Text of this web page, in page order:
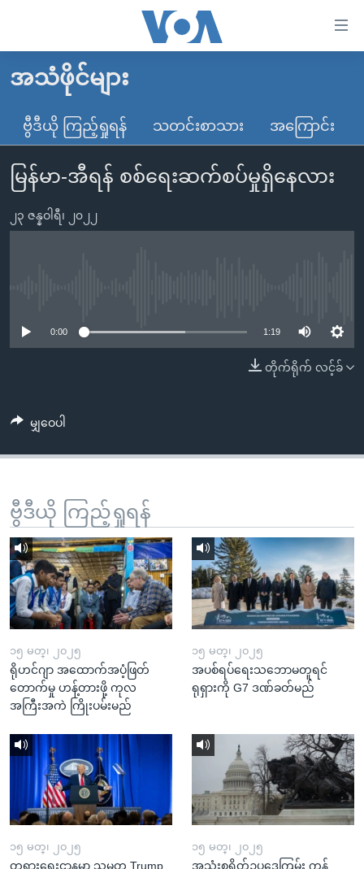
လွယ်ကူ
သည့်
Link
များ
ပင်မ
ပင်မ
စာမျက်နှာ
ကျော်
ရန်
ရှာဖွေ
ရန်
နေရာ
သို့
ကျော်
ရန်
မူလစာမျက်နှာ
မြန်မာ
ကမ္ဘာ့သတင်းများ
နိုင်ငံတကာ
တရုတ်
ဗွီဒီယို
ရပ်ဝန်းတခု လမ်းတခု အလွန်
ရုပ်ရှင်ထဲက အင်္ဂလိပ်စာ
တီဗွီ
ရေဒီယို/တီဗွီအစီအစဉ်
ဗွီအိုအေ လူမှုကွန်ယက်များ
ဘာသာစကားများ
အသံဖိုင်များ
ဗွီဒီယို ကြည့်ရှုရန် သတင်းစာသား အကြောင်း
မြန်မာ-အီရန် စစ်ရေးဆက်စပ်မှုရှိနေလား
၂၃ ဇန္နဝါရီ၊ ၂၀၂၂
0:00 1:19
တိုက်ရိုက် လင့်ခ်
မျှဝေပါ
ဗွီဒီယို ကြည့်ရှုရန်
၁၅ မတ္၊ ၂၀၂၅
ရိုဟင်ဂျာ အထောက်အပံ့ဖြတ်
တောက်မှု ဟန့်တားဖို့ ကုလ
အကြီးအကဲ ကြိုးပမ်းမည်
၁၅ မတ္၊ ၂၀၂၅
အပစ်ရပ်ရေးသဘောမတူရင်
ရုရှားကို G7 ဒဏ်ခတ်မည်
၁၅ မတ္၊ ၂၀၂၅
တရားရေးဌာနမှာ သမ္မတ Trump
၁၅ မတ္၊ ၂၀၂၅
အသုံးစရိတ်ဥပဒေကြမ်း ကန်